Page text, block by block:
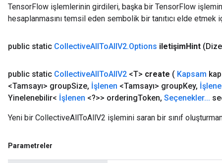
TensorFlow işlemlerinin girdileri, başka bir TensorFlow
hesaplanmasını temsil eden sembolik bir tanıtıcı elde etmek
public static CollectiveAllToAllV2.Options iletişimHint
public static CollectiveAllToAllV2 <T> create ( Kapsam
<Tamsayı> groupSize, İşlenen <Tamsayı> groupKey,
Yinelenebilir< İşlenen <?>> orderingToken, Seçenekler...
Yeni bir CollectiveAllToAllV2 işlemini saran bir sınıf
Parametreler